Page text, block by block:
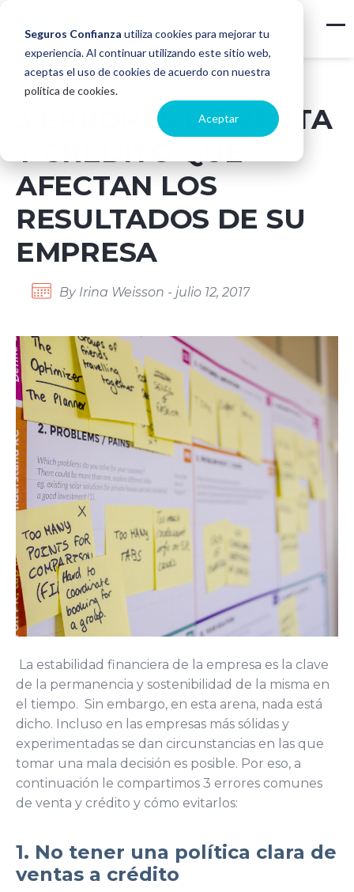
Seguros Confianza utiliza cookies para mejorar tu
experiencia. Al continuar utilizando este sitio web,
aceptas el uso de cookies de acuerdo con nuestra
política de cookies.
Aceptar
3 ERRORES DE VENTA
Y CRÉDITO QUE
AFECTAN LOS
RESULTADOS DE SU
EMPRESA
By Irina Weisson - julio 12, 2017
La estabilidad financiera de la empresa es la clave
de la permanencia y sostenibilidad de la misma en
el tiempo. Sin embargo, en esta arena, nada está
dicho. Incluso en las empresas más sólidas y
experimentadas se dan circunstancias en las que
tomar una mala decisión es posible. Por eso, a
continuación le compartimos 3 errores comunes
de venta y crédito y cómo evitarlos:
1. No tener una política clara de
ventas a crédito